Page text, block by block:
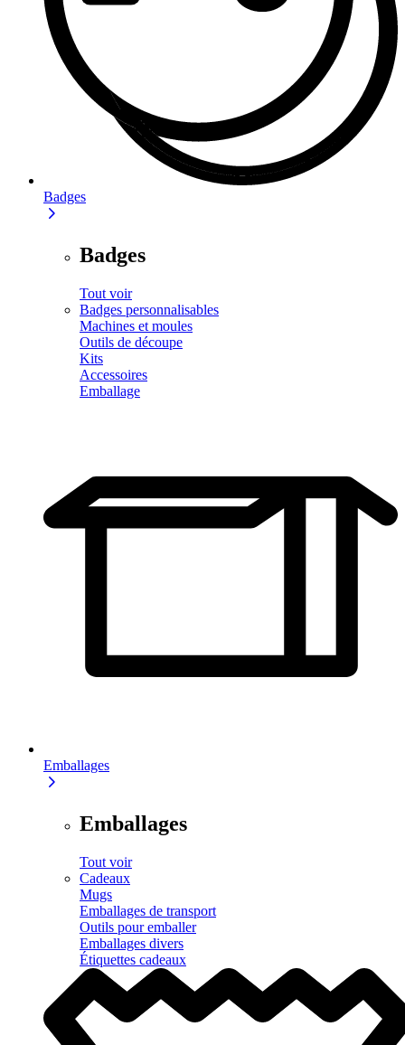
Badges
Badges
Tout voir
Badges personnalisables
Machines et moules
Outils de découpe
Kits
Accessoires
Emballage
Emballages
Emballages
Tout voir
Cadeaux
Mugs
Emballages de transport
Outils pour emballer
Emballages divers
Étiquettes cadeaux